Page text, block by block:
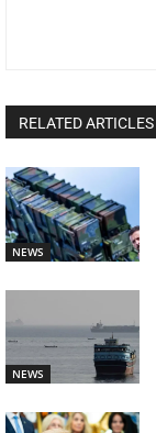
RELATED ARTICLES
NEWS
NEWS